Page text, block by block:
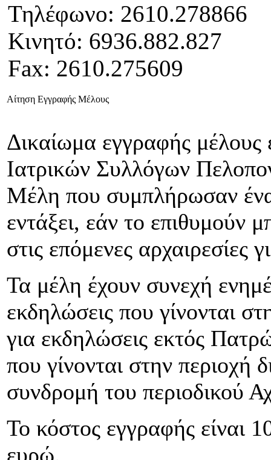
Τηλέφωνο: 2610.278866
Κινητό: 6936.882.827
Fax: 2610.275609
Αίτηση Εγγραφής Μέλους
Δικαίωμα εγγραφής μέλους
Ιατρικών Συλλόγων
Μέλη που συμπλήρωσαν ένα
εντάξει, εάν το επιθυμούν
στις επόμενες αρχαιρεσίες
Τα μέλη έχουν συνεχή
εκδηλώσεις που γίνονται
για εκδηλώσεις εκτός
που γίνονται στην περιοχή
συνδρομή του περιοδικού
Το κόστος εγγραφής είναι
ευρώ.